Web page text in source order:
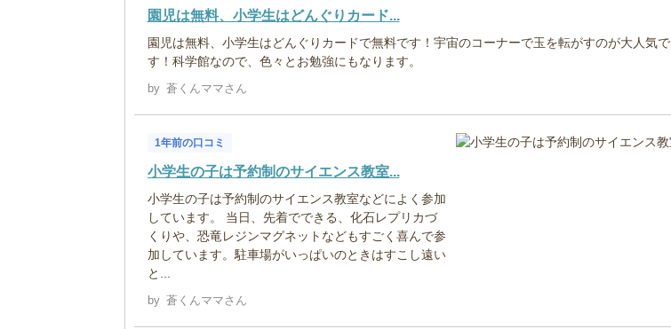
園児は無料、小学生はどんぐりカード...
園児は無料、小学生はどんぐりカードで無料です！宇宙のコーナーで玉を転がすのが大人気で
す！科学館なので、色々とお勉強にもなります。
by 蒼くんママさん
1年前の口コミ
小学生の子は予約制のサイエンス教室...
小学生の子は予約制のサイエンス教室などによく参加
しています。 当日、先着でできる、化石レプリカづ
くりや、恐竜レジンマグネットなどもすごく喜んで参
加しています。駐車場がいっぱいのときはすこし遠い
と...
by 蒼くんママさん